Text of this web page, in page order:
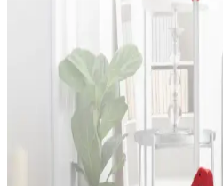
Tokurtech'in 64 GB hafızalı, LED
oynatma özellikleriyle çok yönlü
Taşınabilir Bluetooth
Deneyimini Yükselten En İyi
Taşınabilir Bluetooth hoparlörler,
bağlantısı ve yüksek ses kalitesiyle
uyum sağlar. Suya dayanıklı
müzik keyfi sunar.